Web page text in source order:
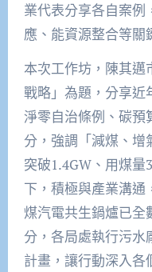
業代表分享各自案例
應、能資源整合等關
本次工作坊，陳其邁
戰略」為題，分享近
淨零自治條例、碳預
分，強調「減煤、增
突破1.4GW、用煤
下，積極與產業溝通
煤汽電共生鍋爐已全
分，各局處執行污水
計畫，讓行動深入各